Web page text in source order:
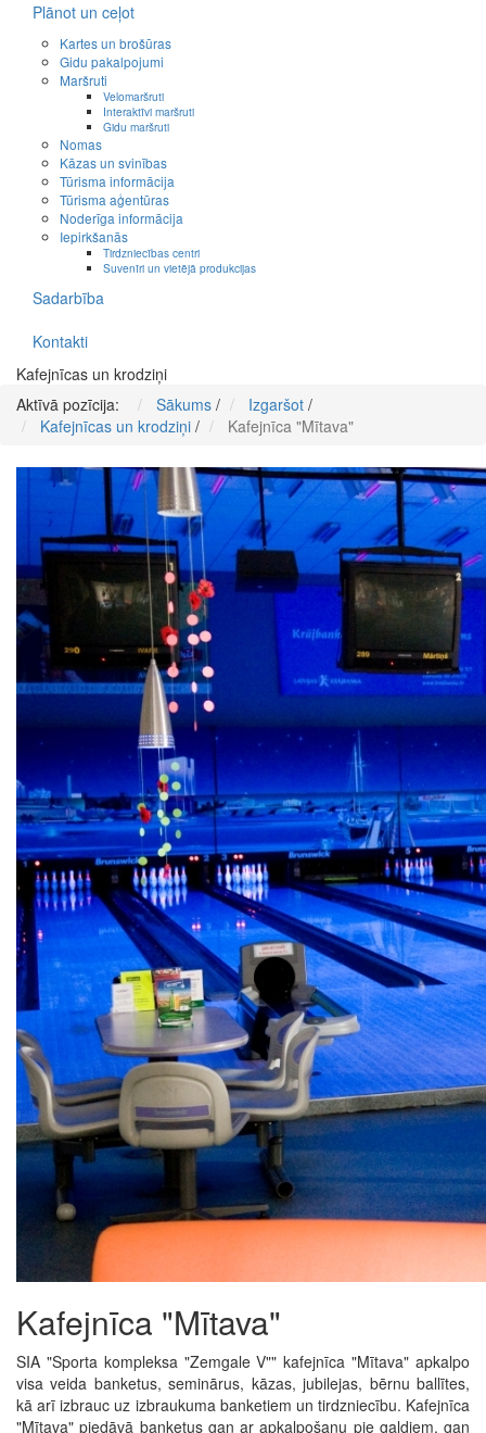
Plānot un ceļot
Kartes un brošūras
Gidu pakalpojumi
Maršruti
Velomaršruti
Interaktīvi maršruti
Gidu maršruti
Nomas
Kāzas un svinības
Tūrisma informācija
Tūrisma aģentūras
Noderīga informācija
Iepirkšanās
Tirdzniecības centri
Suvenīri un vietējā produkcijas
Sadarbība
Kontakti
Kafejnīcas un krodziņi
Aktīvā pozīcija:
Sākums / Izgaršot /
Kafejnīcas un krodziņi / Kafejnīca "Mītava"
Kafejnīca "Mītava"
SIA "Sporta kompleksa "Zemgale V"" kafejnīca "Mītava" apkalpo
visa veida banketus, seminārus, kāzas, jubilejas, bērnu ballītes,
kā arī izbrauc uz izbraukuma banketiem un tirdzniecību. Kafejnīca
"Mītava" piedāvā banketus gan ar apkalpošanu pie galdiem, gan